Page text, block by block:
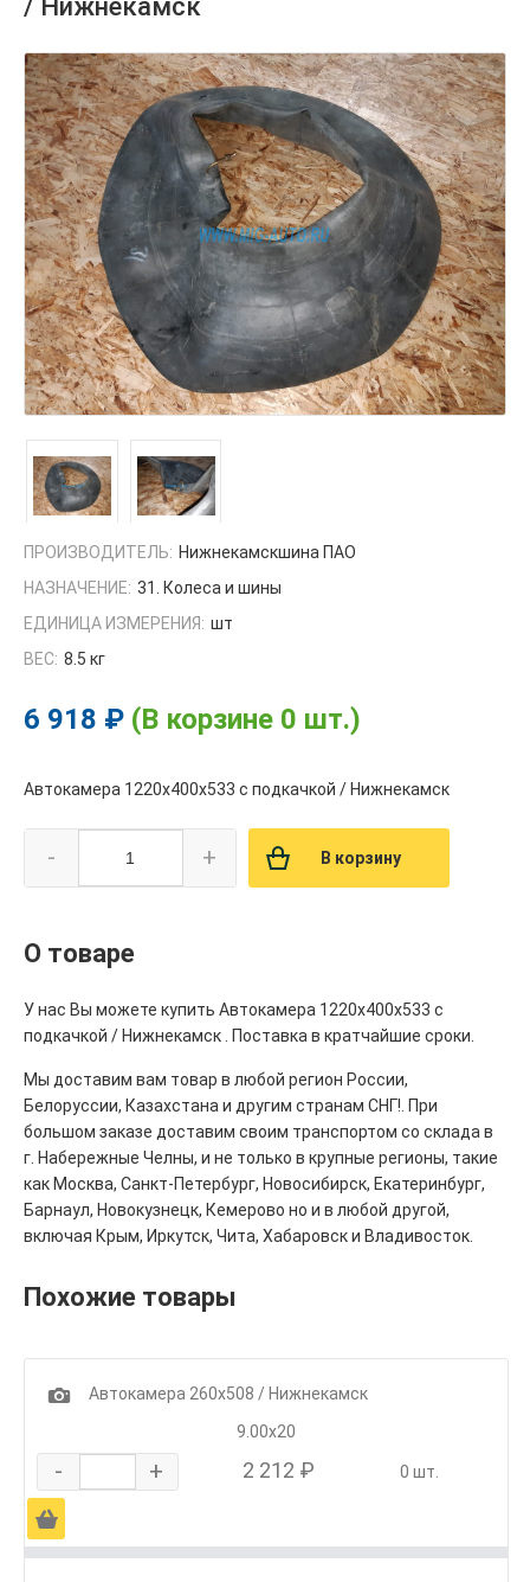
/ Нижнекамск
ПРОИЗВОДИТЕЛЬ: Нижнекамскшина ПАО
НАЗНАЧЕНИЕ: 31. Колеса и шины
ЕДИНИЦА ИЗМЕРЕНИЯ: шт
ВЕС: 8.5 кг
6 918 ₽ (В корзине 0 шт.)
Автокамера 1220х400х533 с подкачкой / Нижнекамск
- + В корзину
О товаре
У нас Вы можете купить Автокамера 1220х400х533 с
подкачкой / Нижнекамск . Поставка в кратчайшие сроки.
Мы доставим вам товар в любой регион России,
Белоруссии, Казахстана и другим странам СНГ!. При
большом заказе доставим своим транспортом со склада в
г. Набережные Челны, и не только в крупные регионы, такие
как Москва, Санкт-Петербург, Новосибирск, Екатеринбург,
Барнаул, Новокузнецк, Кемерово но и в любой другой,
включая Крым, Иркутск, Чита, Хабаровск и Владивосток.
Похожие товары
1
Автокамера 260х508 / Нижнекамск
9.00х20
- + 2 212 ₽ 0 шт.
Ä